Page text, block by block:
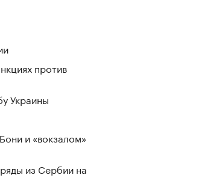
против
Украины
и «вокзалом»
из Сербии на